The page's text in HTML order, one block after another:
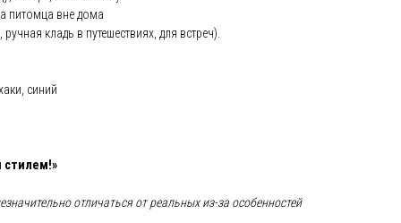
питомца вне дома
кладь в путешествиях, для встреч).
синий
стилем!»
отличаться от реальных из-за особенностей